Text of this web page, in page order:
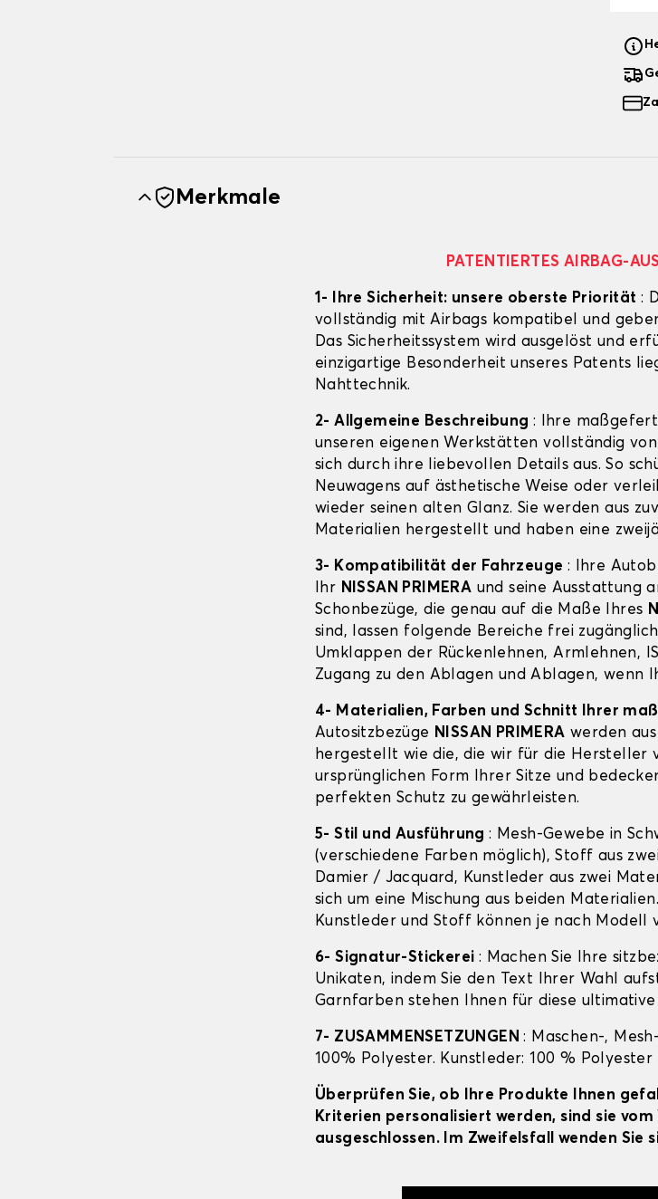
Merkmale
PATENTIERTES AIRBAG-
1- Ihre Sicherheit: unsere oberste Priorität :
vollständig mit Airbags kompatibel und
Das Sicherheitssystem wird ausgelöst und
einzigartige Besonderheit unseres Patents
Nahttechnik.
2- Allgemeine Beschreibung : Ihre
unseren eigenen Werkstätten vollständig
sich durch ihre liebevollen Details aus. So
Neuwagens auf ästhetische Weise oder
wieder seinen alten Glanz. Sie werden aus
Materialien hergestellt und haben eine
3- Kompatibilität der Fahrzeuge : Ihre
Ihr NISSAN PRIMERA und seine Ausstattung
Schonbezüge, die genau auf die Maße Ihres
sind, lassen folgende Bereiche frei
Umklappen der Rückenlehnen, Armlehnen,
Zugang zu den Ablagen und Ablagen, wenn
4- Materialien, Farben und Schnitt Ihrer
Autositzbezüge NISSAN PRIMERA werden
hergestellt wie die, die wir für die Hersteller
ursprünglichen Form Ihrer Sitze und
perfekten Schutz zu gewährleisten.
5- Stil und Ausführung: Mesh-Gewebe in
(verschiedene Farben möglich), Stoff aus
Damier / Jacquard, Kunstleder aus zwei
sich um eine Mischung aus beiden
Kunstleder und Stoff können je nach Modell
6- Signatur-Stickerei : Machen Sie Ihre
Unikaten, indem Sie den Text Ihrer Wahl
Garnfarben stehen Ihnen für diese ultimative
7- ZUSAMMENSETZUNGEN: Maschen-,
100% Polyester. Kunstleder: 100 % Polyester
Überprüfen Sie, ob Ihre Produkte Ihnen
Kriterien personalisiert werden, sind sie
ausgeschlossen. Im Zweifelsfall wenden Sie